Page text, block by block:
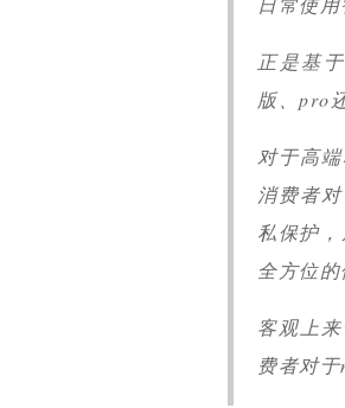
正是基
版、pro
对于高
消费者
私保护
全方位
客观上
费者对于